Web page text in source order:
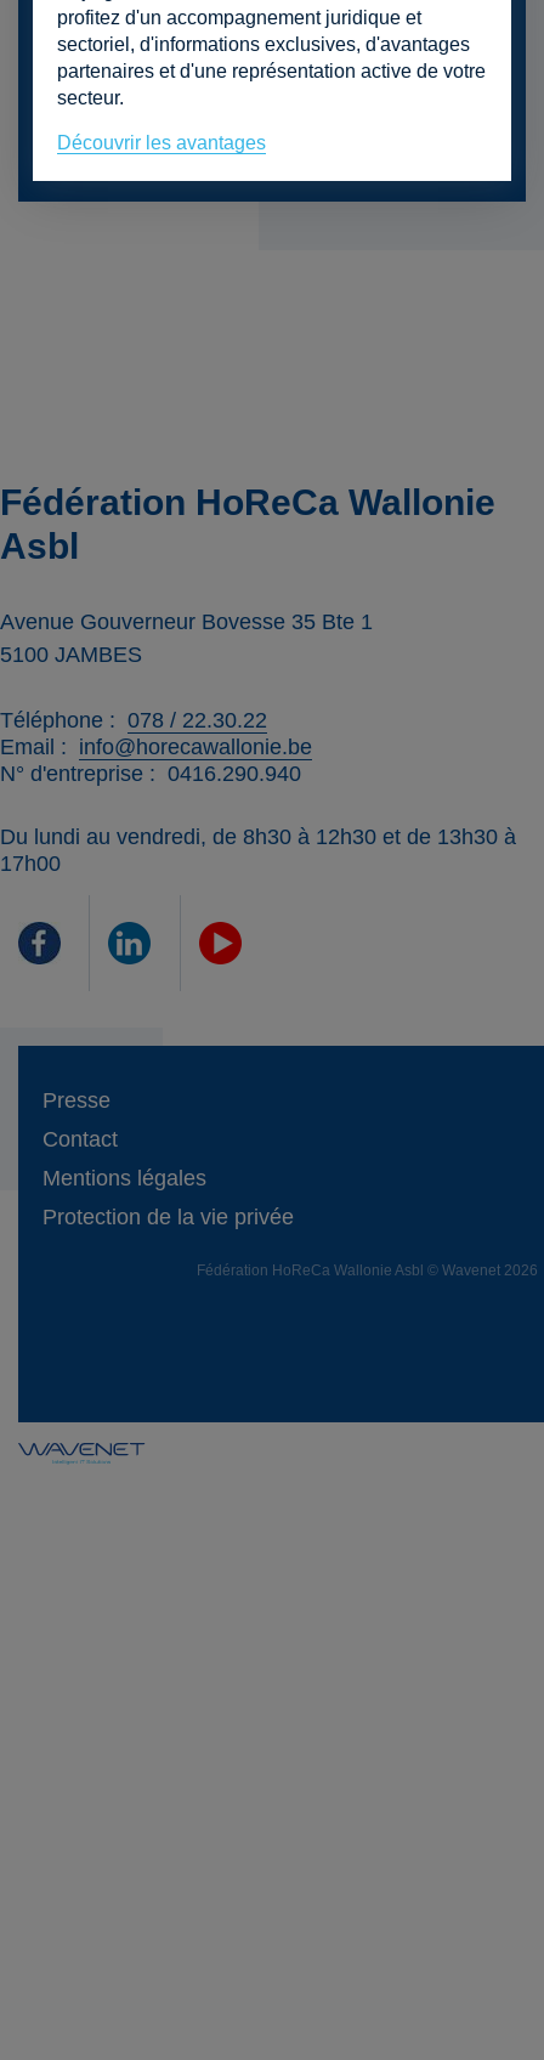
Plus d'informations ?Cliquez ici
Je m'inscris
Fédération HoReCa Wallonie
Asbl
Avenue Gouverneur Bovesse 35 Bte 1
5100 JAMBES
Téléphone
078 / 22.30.22
Email
info@horecawallonie.be
N° d'entreprise
0416.290.940
Du lundi au vendredi, de 8h30 à 12h30 et de 13h30 à
17h00
Presse
Contact
Mentions légales
Protection de la vie privée
Fédération HoReCa Wallonie Asbl © Wavenet 2026
profitez d'un accompagnement juridique et
sectoriel, d'informations exclusives, d'avantages
partenaires et d'une représentation active de votre
secteur.
Découvrir les avantages